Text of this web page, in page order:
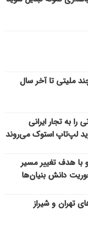
ملیتی تا آخر سال
به تجار ایرانی
لپ‌تاپ استوک می‌روند
با هدف تغییر مسیر
دانش بنیان‌ها
تهران و شیراز